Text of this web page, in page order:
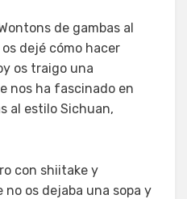
de gambas al
dejé cómo hacer
os traigo una
nos ha fascinado en
al estilo Sichuan,
con shiitake y
no os dejaba una sopa y